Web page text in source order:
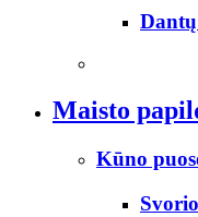
Maisto
Kūno